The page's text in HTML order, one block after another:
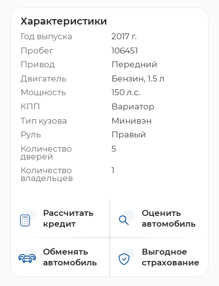
Характеристики
Год выпуска
2017 г.
Пробег
106451
Привод
Передний
Двигатель
Бензин, 1.5 л
Мощность
150 л.с.
КПП
Вариатор
Тип кузова
Минивэн
Руль
Правый
Количество
дверей
5
Количество
владельцев
1
Рассчитать
кредит
Оценить
автомобиль
Обменять
автомобиль
Выгодное
страхование